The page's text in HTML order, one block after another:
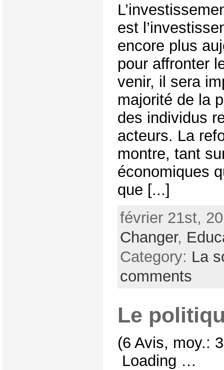
est
encore plus
pour affronter
venir, il sera
majorité de la
des individus
acteurs. La
montre, tant
économiques
que [...]
février 21st,
Changer,
Category: La
comments
Le
(6 Avis, moy.:
Loading …